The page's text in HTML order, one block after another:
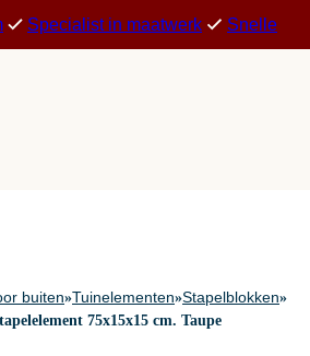
Specialist in maatwerk Snelle
buiten»Tuinelementen»Stapelblokken»
75x15x15 cm. Taupe